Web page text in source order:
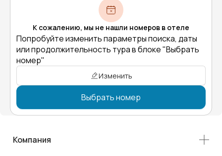
К сожалению, мы не нашли номеров в отеле
Попробуйте изменить параметры поиска, даты
или продолжительность тура в блоке "Выбрать
номер"
Изменить
Выбрать номер
Компания